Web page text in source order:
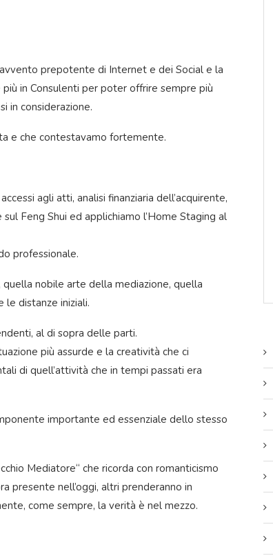
prepotente di Internet e dei Social e la
in Consulenti per poter offrire sempre più
in considerazione.
e che contestavamo fortemente.
agli atti, analisi finanziaria dell’acquirente,
Feng Shui ed applichiamo l’Home Staging al
professionale.
quella nobile arte della mediazione, quella
le distanze iniziali.
al di sopra delle parti.
più assurde e la creatività che ci
di quell’attività che in tempi passati era
importante ed essenziale dello stesso
Mediatore“ che ricorda con romanticismo
presente nell’oggi, altri prenderanno in
come sempre, la verità è nel mezzo.